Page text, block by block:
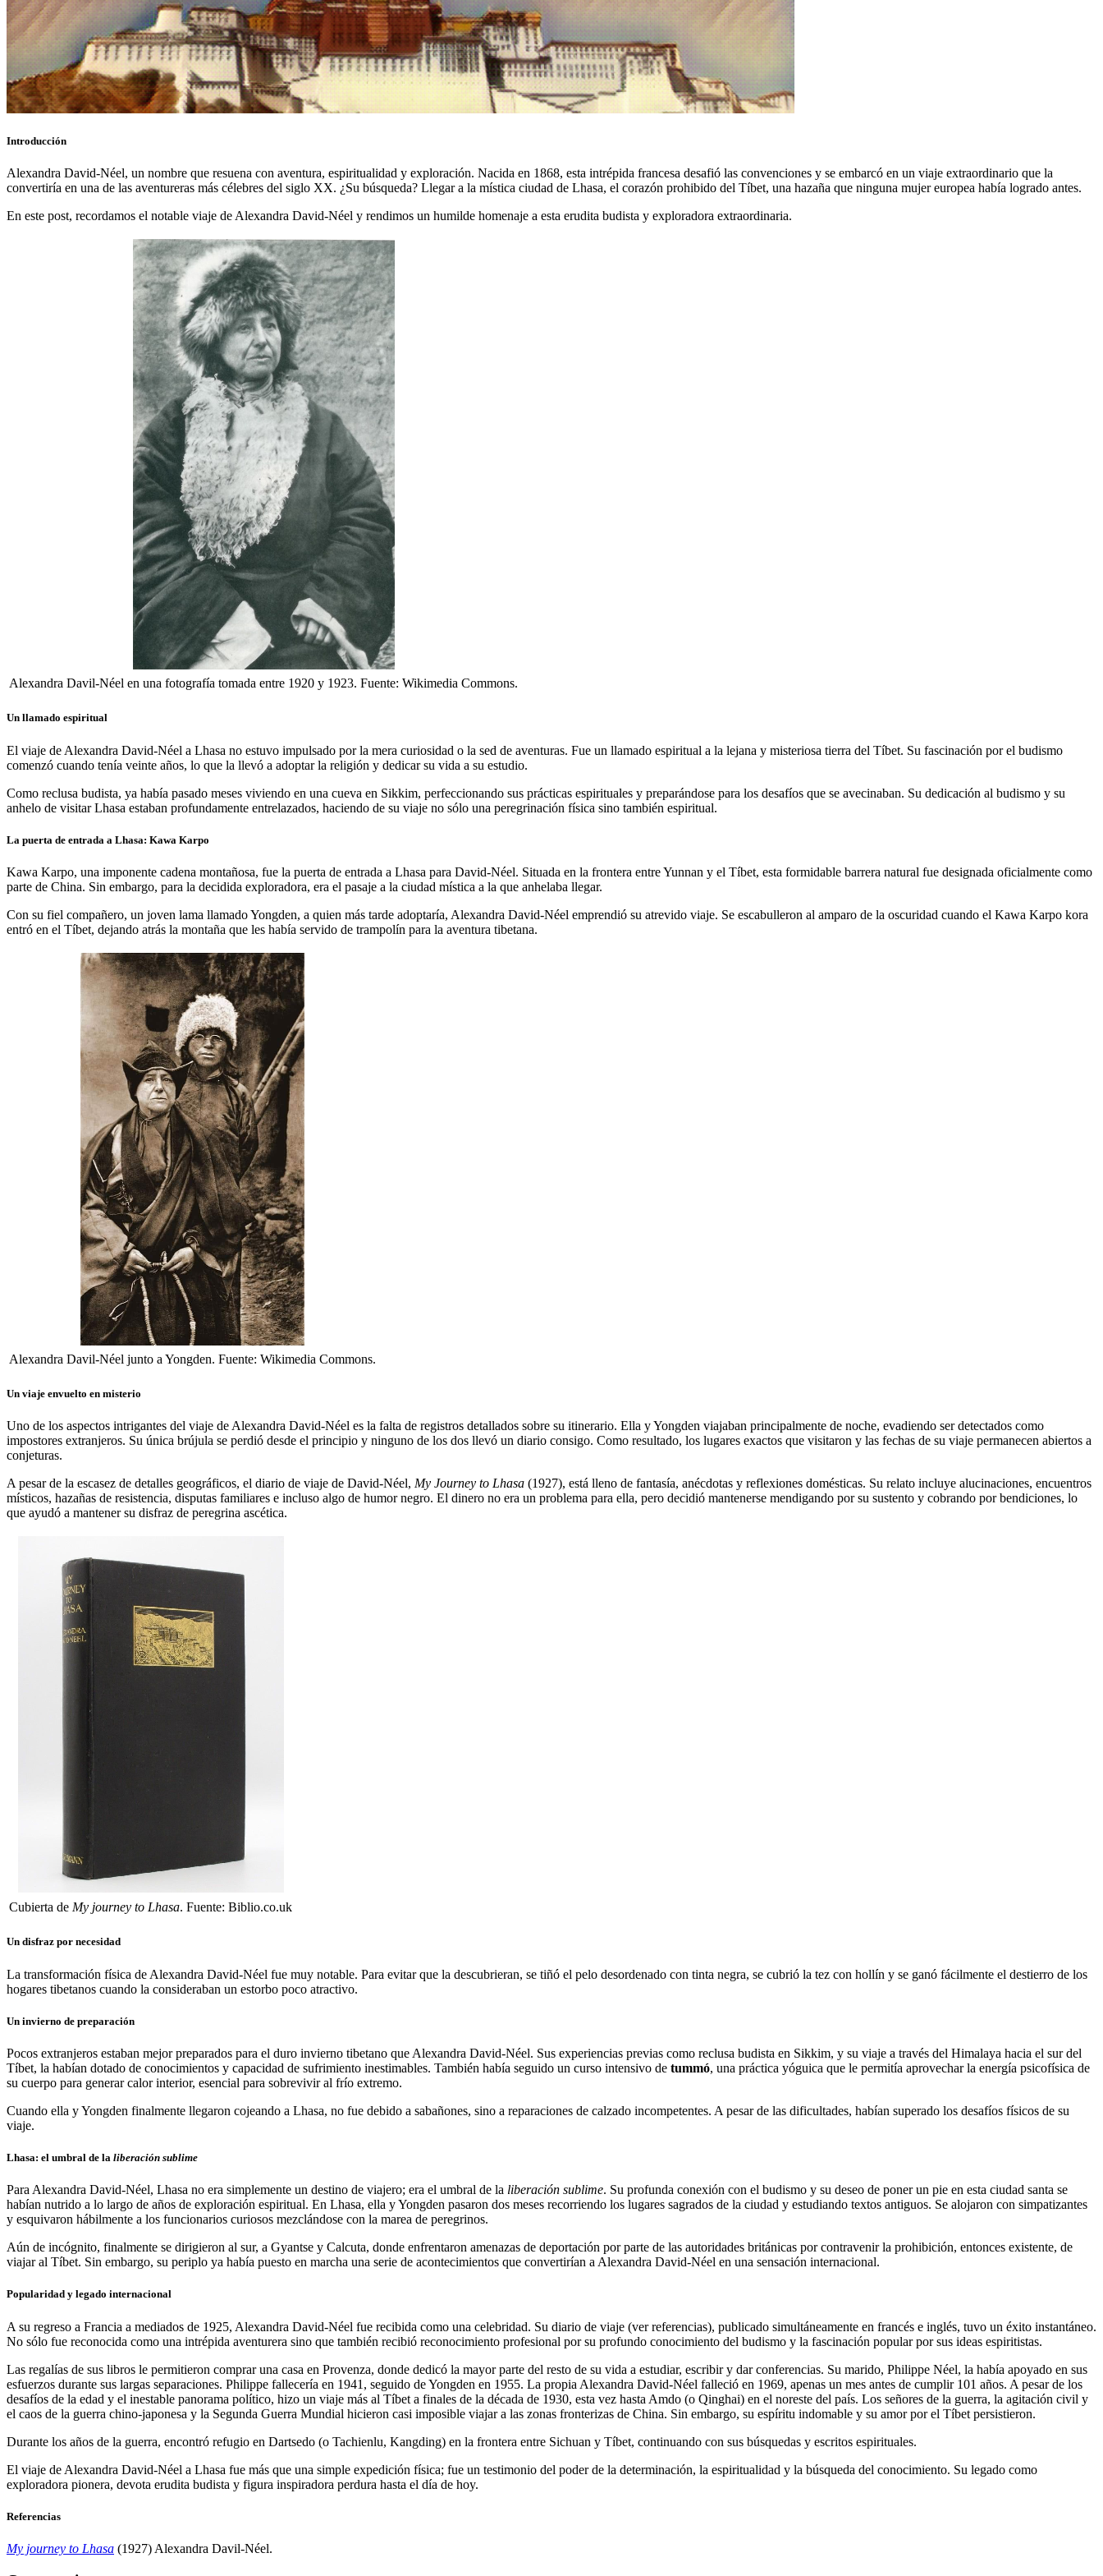
Introducción
Alexandra David-Néel, un nombre que resuena con aventura, espiritualidad y exploración. Nacida en 1868, esta intrépida francesa desafió las convenciones y se embarcó en un viaje extraordinario que la
convertiría en una de las aventureras más célebres del siglo XX. ¿Su búsqueda? Llegar a la mística ciudad de Lhasa, el corazón prohibido del Tíbet, una hazaña que ninguna mujer europea había logrado antes.
En este post, recordamos el notable viaje de Alexandra David-Néel y rendimos un humilde homenaje a esta erudita budista y exploradora extraordinaria.
Alexandra Davil-Néel en una fotografía tomada entre 1920 y 1923. Fuente: Wikimedia Commons.
Un llamado espiritual
El viaje de Alexandra David-Néel a Lhasa no estuvo impulsado por la mera curiosidad o la sed de aventuras. Fue un llamado espiritual a la lejana y misteriosa tierra del Tíbet. Su fascinación por el budismo
comenzó cuando tenía veinte años, lo que la llevó a adoptar la religión y dedicar su vida a su estudio.
Como reclusa budista, ya había pasado meses viviendo en una cueva en Sikkim, perfeccionando sus prácticas espirituales y preparándose para los desafíos que se avecinaban. Su dedicación al budismo y su
anhelo de visitar Lhasa estaban profundamente entrelazados, haciendo de su viaje no sólo una peregrinación física sino también espiritual.
La puerta de entrada a Lhasa: Kawa Karpo
Kawa Karpo, una imponente cadena montañosa, fue la puerta de entrada a Lhasa para David-Néel. Situada en la frontera entre Yunnan y el Tíbet, esta formidable barrera natural fue designada oficialmente como
parte de China. Sin embargo, para la decidida exploradora, era el pasaje a la ciudad mística a la que anhelaba llegar.
Con su fiel compañero, un joven lama llamado Yongden, a quien más tarde adoptaría, Alexandra David-Néel emprendió su atrevido viaje. Se escabulleron al amparo de la oscuridad cuando el Kawa Karpo kora
entró en el Tíbet, dejando atrás la montaña que les había servido de trampolín para la aventura tibetana.
Alexandra Davil-Néel junto a Yongden. Fuente: Wikimedia Commons.
Un viaje envuelto en misterio
Uno de los aspectos intrigantes del viaje de Alexandra David-Néel es la falta de registros detallados sobre su itinerario. Ella y Yongden viajaban principalmente de noche, evadiendo ser detectados como
impostores extranjeros. Su única brújula se perdió desde el principio y ninguno de los dos llevó un diario consigo. Como resultado, los lugares exactos que visitaron y las fechas de su viaje permanecen abiertos a
conjeturas.
A pesar de la escasez de detalles geográficos, el diario de viaje de David-Néel, My Journey to Lhasa (1927), está lleno de fantasía, anécdotas y reflexiones domésticas. Su relato incluye alucinaciones, encuentros
místicos, hazañas de resistencia, disputas familiares e incluso algo de humor negro. El dinero no era un problema para ella, pero decidió mantenerse mendigando por su sustento y cobrando por bendiciones, lo
que ayudó a mantener su disfraz de peregrina ascética.
Cubierta de My journey to Lhasa. Fuente: Biblio.co.uk
Un disfraz por necesidad
La transformación física de Alexandra David-Néel fue muy notable. Para evitar que la descubrieran, se tiñó el pelo desordenado con tinta negra, se cubrió la tez con hollín y se ganó fácilmente el destierro de los
hogares tibetanos cuando la consideraban un estorbo poco atractivo.
Un invierno de preparación
Pocos extranjeros estaban mejor preparados para el duro invierno tibetano que Alexandra David-Néel. Sus experiencias previas como reclusa budista en Sikkim, y su viaje a través del Himalaya hacia el sur del
Tíbet, la habían dotado de conocimientos y capacidad de sufrimiento inestimables. También había seguido un curso intensivo de tummó, una práctica yóguica que le permitía aprovechar la energía psicofísica de
su cuerpo para generar calor interior, esencial para sobrevivir al frío extremo.
Cuando ella y Yongden finalmente llegaron cojeando a Lhasa, no fue debido a sabañones, sino a reparaciones de calzado incompetentes. A pesar de las dificultades, habían superado los desafíos físicos de su
viaje.
Lhasa: el umbral de la liberación sublime
Para Alexandra David-Néel, Lhasa no era simplemente un destino de viajero; era el umbral de la liberación sublime. Su profunda conexión con el budismo y su deseo de poner un pie en esta ciudad santa se
habían nutrido a lo largo de años de exploración espiritual. En Lhasa, ella y Yongden pasaron dos meses recorriendo los lugares sagrados de la ciudad y estudiando textos antiguos. Se alojaron con simpatizantes
y esquivaron hábilmente a los funcionarios curiosos mezclándose con la marea de peregrinos.
Aún de incógnito, finalmente se dirigieron al sur, a Gyantse y Calcuta, donde enfrentaron amenazas de deportación por parte de las autoridades británicas por contravenir la prohibición, entonces existente, de
viajar al Tíbet. Sin embargo, su periplo ya había puesto en marcha una serie de acontecimientos que convertirían a Alexandra David-Néel en una sensación internacional.
Popularidad y legado internacional
A su regreso a Francia a mediados de 1925, Alexandra David-Néel fue recibida como una celebridad. Su diario de viaje (ver referencias), publicado simultáneamente en francés e inglés, tuvo un éxito instantáneo.
No sólo fue reconocida como una intrépida aventurera sino que también recibió reconocimiento profesional por su profundo conocimiento del budismo y la fascinación popular por sus ideas espiritistas.
Las regalías de sus libros le permitieron comprar una casa en Provenza, donde dedicó la mayor parte del resto de su vida a estudiar, escribir y dar conferencias. Su marido, Philippe Néel, la había apoyado en sus
esfuerzos durante sus largas separaciones. Philippe fallecería en 1941, seguido de Yongden en 1955. La propia Alexandra David-Néel falleció en 1969, apenas un mes antes de cumplir 101 años. A pesar de los
desafíos de la edad y el inestable panorama político, hizo un viaje más al Tíbet a finales de la década de 1930, esta vez hasta Amdo (o Qinghai) en el noreste del país. Los señores de la guerra, la agitación civil y
el caos de la guerra chino-japonesa y la Segunda Guerra Mundial hicieron casi imposible viajar a las zonas fronterizas de China. Sin embargo, su espíritu indomable y su amor por el Tíbet persistieron.
Durante los años de la guerra, encontró refugio en Dartsedo (o Tachienlu, Kangding) en la frontera entre Sichuan y Tíbet, continuando con sus búsquedas y escritos espirituales.
El viaje de Alexandra David-Néel a Lhasa fue más que una simple expedición física; fue un testimonio del poder de la determinación, la espiritualidad y la búsqueda del conocimiento. Su legado como
exploradora pionera, devota erudita budista y figura inspiradora perdura hasta el día de hoy.
Referencias
My journey to Lhasa (1927) Alexandra Davil-Néel.